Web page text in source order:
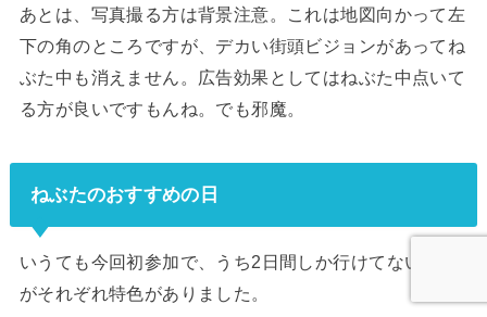
あとは、写真撮る方は背景注意。これは地図向かって左
下の角のところですが、デカい街頭ビジョンがあってね
ぶた中も消えません。広告効果としてはねぶた中点いて
る方が良いですもんね。でも邪魔。
ねぶたのおすすめの日
いうても今回初参加で、うち2日間しか行けてないです
がそれぞれ特色がありました。